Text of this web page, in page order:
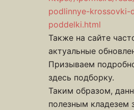
podlinnye-krossovki-
poddelki.html
Также на сайте
актуальные
Призываем
здесь подборку.
Таким образом,
полезным кладезем